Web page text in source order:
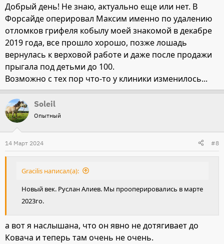
Добрый день! Не знаю, актуально еще или нет. В
Форсайде оперировал Максим именно по удалению
отломков грифеля кобылу моей знакомой в декабре
2019 года, все прошло хорошо, позже лошадь
вернулась к верховой работе и даже после продажи
прыгала под детьми до 100.
Возможно с тех пор что-то у клиники изменилось...
Soleil
Опытный
14 Март 2024 #8
Gracilis написал(а):
Новый век. Руслан Алиев. Мы прооперировались в марте
2023го.
а вот я наслышана, что он явно не дотягивает до
Ковача и теперь там очень не очень.